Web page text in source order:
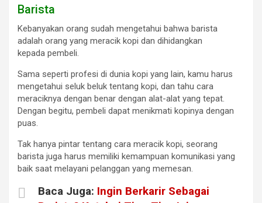
Barista
Kebanyakan orang sudah mengetahui bahwa barista
adalah orang yang meracik kopi dan dihidangkan
kepada pembeli.
Sama seperti profesi di dunia kopi yang lain, kamu harus
mengetahui seluk beluk tentang kopi, dan tahu cara
meraciknya dengan benar dengan alat-alat yang tepat.
Dengan begitu, pembeli dapat menikmati kopinya dengan
puas.
Tak hanya pintar tentang cara meracik kopi, seorang
barista juga harus memiliki kemampuan komunikasi yang
baik saat melayani pelanggan yang memesan.
Baca Juga: Ingin Berkarir Sebagai